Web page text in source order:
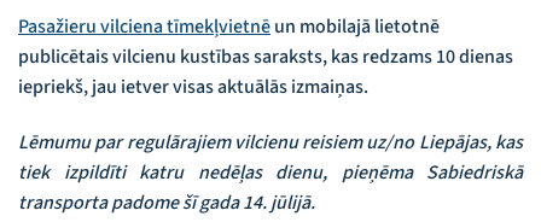
Pasažieru vilciena tīmekļvietnēun mobilajā lietotnē
publicētais vilcienu kustības saraksts, kas redzams 10 dienas
iepriekš, jau ietver visas aktuālās izmaiņas.
Lēmumu par regulārajiem vilcienu reisiem uz/no Liepājas, kas
tiek izpildīti katru nedēļas dienu, pieņēma Sabiedriskā
transporta padome šī gada 14. jūlijā.